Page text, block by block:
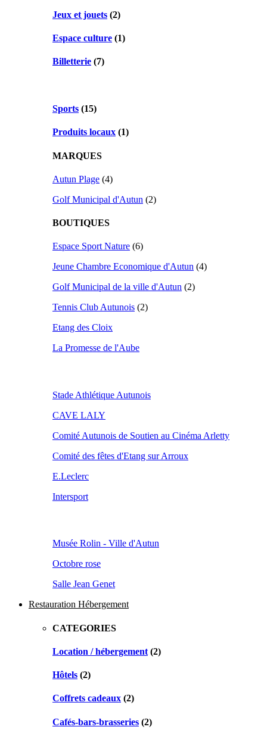
Jeux et jouets (2)
Espace culture (1)
Billetterie (7)
Sports (15)
Produits locaux (1)
MARQUES
Autun Plage (4)
Golf Municipal d'Autun (2)
BOUTIQUES
Espace Sport Nature (6)
Jeune Chambre Economique d'Autun (4)
Golf Municipal de la ville d'Autun (2)
Tennis Club Autunois (2)
Etang des Cloix
La Promesse de l'Aube
Stade Athlétique Autunois
CAVE LALY
Comité Autunois de Soutien au Cinéma Arletty
Comité des fêtes d'Etang sur Arroux
E.Leclerc
Intersport
Musée Rolin - Ville d'Autun
Octobre rose
Salle Jean Genet
Restauration Hébergement
CATEGORIES
Location / hébergement (2)
Hôtels (2)
Coffrets cadeaux (2)
Cafés-bars-brasseries (2)